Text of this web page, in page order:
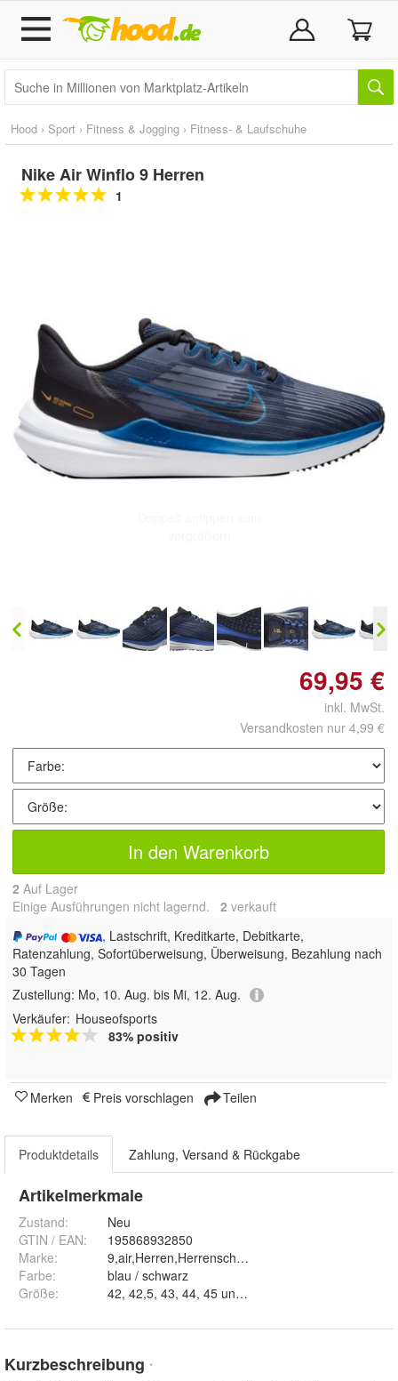
Hood › Sport › Fitness & Jogging › Fitness- & Laufschuhe
Nike Air Winflo 9 Herren
1
69,95 €
inkl. MwSt.
Versandkosten nur 4,99 €
In den Warenkorb
2 Auf Lager
Einige Ausführungen nicht lagernd. 2 verkauft
, Lastschrift, Kreditkarte, Debitkarte,
Ratenzahlung, Sofortüberweisung, Überweisung, Bezahlung nach
30 Tagen
Zustellung: Mo, 10. Aug. bis Mi, 12. Aug.
Verkäufer: Houseofsports
83% positiv
Merken Preis vorschlagen Teilen
Produktdetails Zahlung, Versand & Rückgabe
Artikelmerkmale
Zustand:
Neu
GTIN / EAN:
195868932850
Marke:
9,air,Herren,Herrenschuhe,Nike,WINFLO
Farbe:
blau / schwarz
Größe: 42, 42,5, 43, 44, 45 und 46
Kurzbeschreibung *